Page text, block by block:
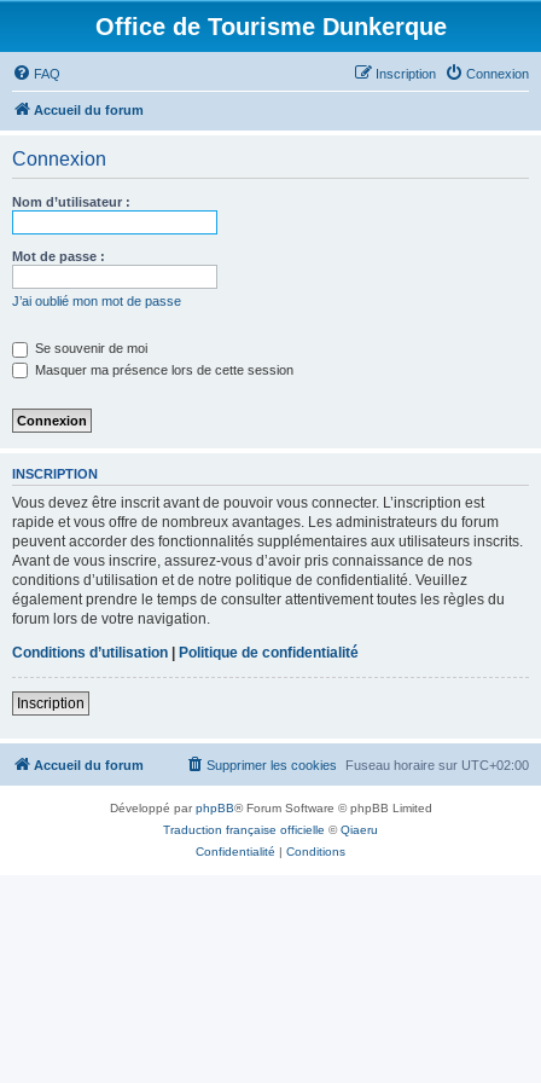
Office de Tourisme Dunkerque
FAQ Connexion
Inscription
Accueil du forum
Connexion
Nom d’utilisateur :
Mot de passe :
J’ai oublié mon mot de passe
Se souvenir de moi
Masquer ma présence lors de cette session
INSCRIPTION
Vous devez être inscrit avant de pouvoir vous connecter. L’inscription est
rapide et vous offre de nombreux avantages. Les administrateurs du forum
peuvent accorder des fonctionnalités supplémentaires aux utilisateurs inscrits.
Avant de vous inscrire, assurez-vous d’avoir pris connaissance de nos
conditions d’utilisation et de notre politique de confidentialité. Veuillez
également prendre le temps de consulter attentivement toutes les règles du
forum lors de votre navigation.
Conditions d’utilisation | Politique de confidentialité
Inscription
Accueil du forum Fuseau horaire sur UTC+02:00
Supprimer les cookies
Développé parphpBB® Forum Software © phpBB Limited
Traduction française officielle ©Qiaeru
Confidentialité | Conditions